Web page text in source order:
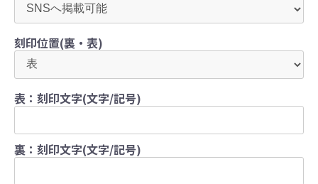
刻印位置(裏・表)
表：刻印文字(文字/記号)
裏：刻印文字(文字/記号)